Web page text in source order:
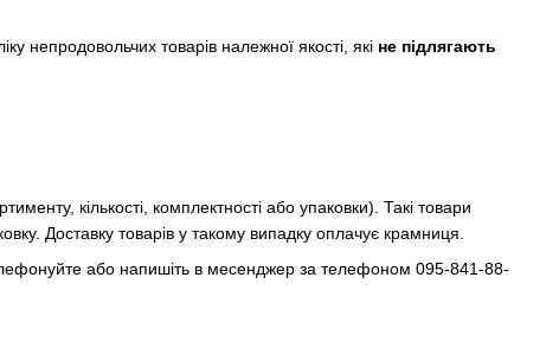
непродовольчих товарів належної якості, які не підлягають
кількості, комплектності або упаковки). Такі товари
Доставку товарів у такому випадку оплачує крамниця.
або напишіть в месенджер за телефоном 095-841-88-